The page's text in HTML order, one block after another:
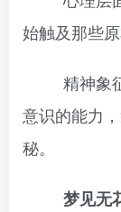
始触及那些
精神象征
意识的能力
秘。
梦见无